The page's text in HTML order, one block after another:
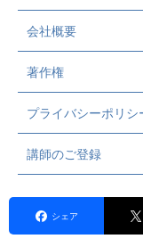
会社概要
著作権
プライバシーポリシ
講師のご登録
シェア